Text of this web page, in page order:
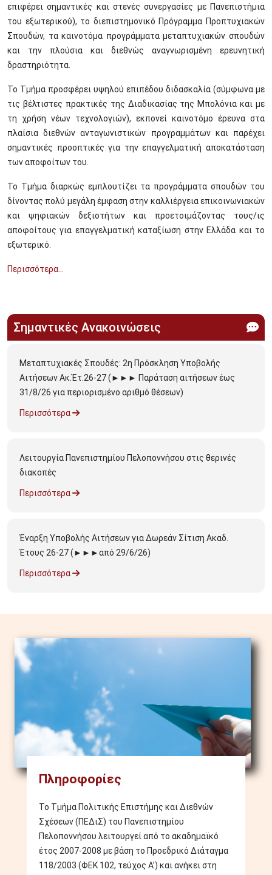
επιφέρει σημαντικές και στενές συνεργασίες με Πανεπιστήμια
του εξωτερικού), το διεπιστημονικό Πρόγραμμα Προπτυχιακών
Σπουδών, τα καινοτόμα προγράμματα μεταπτυχιακών σπουδών
και την πλούσια και διεθνώς αναγνωρισμένη ερευνητική
δραστηριότητα.
Το Τμήμα προσφέρει υψηλού επιπέδου διδασκαλία (σύμφωνα με
τις βέλτιστες πρακτικές της Διαδικασίας της Μπολόνια και με
τη χρήση νέων τεχνολογιών), εκπονεί καινοτόμο έρευνα στα
πλαίσια διεθνών ανταγωνιστικών προγραμμάτων και παρέχει
σημαντικές προοπτικές για την επαγγελματική αποκατάσταση
των αποφοίτων του.
Το Τμήμα διαρκώς εμπλουτίζει τα προγράμματα σπουδών του
δίνοντας πολύ μεγάλη έμφαση στην καλλιέργεια επικοινωνιακών
και ψηφιακών δεξιοτήτων και προετοιμάζοντας τους/ις
αποφοίτους για επαγγελματική καταξίωση στην Ελλάδα και το
εξωτερικό.
Περισσότερα...
Σημαντικές Ανακοινώσεις
Μεταπτυχιακές Σπουδές: 2η Πρόσκληση Υποβολής
Αιτήσεων Ακ.Έτ.26-27 (►►► Παράταση αιτήσεων έως
31/8/26 για περιορισμένο αριθμό θέσεων)
Περισσότερα
Λειτουργία Πανεπιστημίου Πελοποννήσου στις θερινές
διακοπές
Περισσότερα
Έναρξη Υποβολής Αιτήσεων για Δωρεάν Σίτιση Ακαδ.
Έτους 26-27 (►►►από 29/6/26)
Περισσότερα
Image
Πληροφορίες
Το Τμήμα Πολιτικής Επιστήμης και Διεθνών
Σχέσεων (ΠΕΔιΣ) του Πανεπιστημίου
Πελοποννήσου λειτουργεί από το ακαδημαϊκό
έτος 2007-2008 με βάση το Προεδρικό Διάταγμα
118/2003 (ΦΕΚ 102, τεύχος Α’) και ανήκει στη